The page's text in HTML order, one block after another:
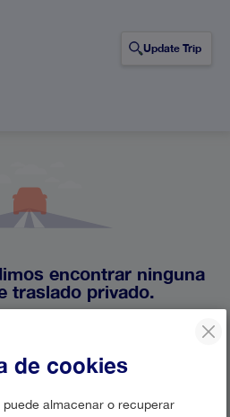
Update Trip
encontrar ninguna
traslado privado.
ninguna línea de transferencia
contacte con nuestro
de cookies
almacenar o recuperar